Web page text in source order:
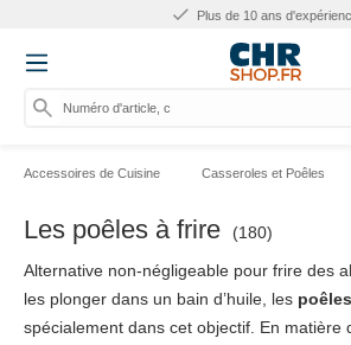
Plus de 10 ans
Numéro d'article, catégorie
Accessoires de Cuisine Casseroles et Poêles
Les poêles à frire
(180)
Alternative non-négligeable pour frire des
les plonger dans un bain d’huile, les
spécialement dans cet objectif. En matière